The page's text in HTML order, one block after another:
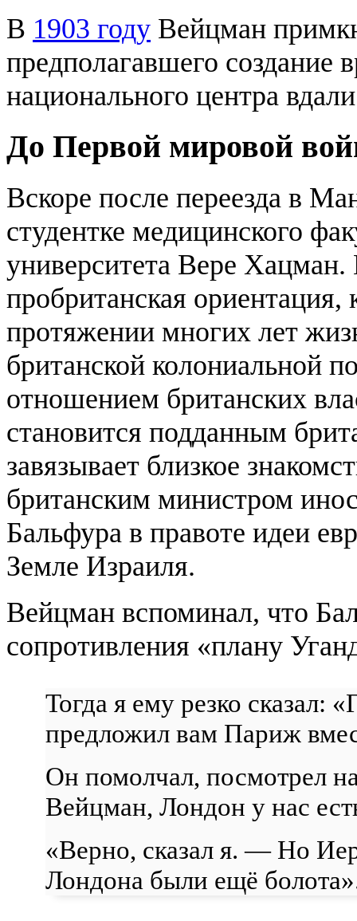
В 1903 году Вейцман
предполагавшего создание
национального центра
До Первой мировой
Вскоре после переезда в
студентке медицинского
университета Вере
пробританская ориентация,
протяжении многих лет
британской колониальной
отношением британских
становится подданным
завязывает близкое
британским министром
Бальфура в правоте идеи
Земле Израиля.
Вейцман вспоминал, что
сопротивления «плану
Тогда я ему резко сказал:
предложил вам Париж
Он помолчал, посмотрел
Вейцман, Лондон у нас
«Верно, сказал я. — Но
Лондона были ещё